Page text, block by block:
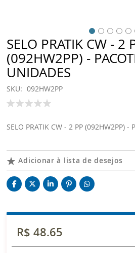
SELO PRATIK CW - 2
(092HW2PP) -
UNIDADES
SKU
092HW2PP
Classificação:
SELO PRATIK CW - 2 PP (092HW2PP)
Adicionar à lista de desejos
R$ 48.65